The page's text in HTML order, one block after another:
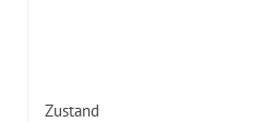
Zustand